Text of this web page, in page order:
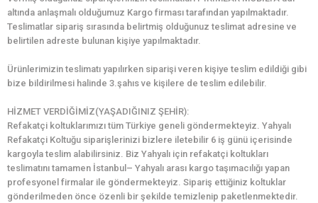
altında anlaşmalı olduğumuz Kargo firması tarafından yapılmaktadır.
Teslimatlar sipariş sırasında belirtmiş olduğunuz teslimat adresine ve
belirtilen adreste bulunan kişiye yapılmaktadır.
Ürünlerimizin teslimatı yapılırken siparişi veren kişiye teslim edildiği gibi
bize bildirilmesi halinde 3.şahıs ve kişilere de teslim edilebilir.
HİZMET VERDİĞİMİZ(YAŞADIĞINIZ ŞEHİR):
Refakatçi koltuklarımızı tüm Türkiye geneli göndermekteyiz. Yahyalı
Refakatçi Koltuğu siparişlerinizi bizlere iletebilir 6 iş günü içerisinde
kargoyla teslim alabilirsiniz. Biz Yahyalı için refakatçi koltukları
teslimatını tamamen İstanbul– Yahyalı arası kargo taşımacılığı yapan
profesyonel firmalar ile göndermekteyiz. Sipariş ettiğiniz koltuklar
gönderilmeden önce özenli bir şekilde temizlenip paketlenmektedir.